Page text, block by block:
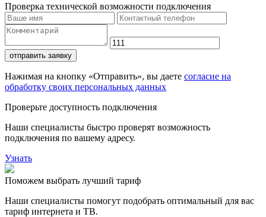
Проверка технической возможности подключения
отправить заявку
Нажимая на кнопку «Отправить», вы даете согласие на
обработку своих персональных данных
Проверьте доступность подключения
Наши специалисты быстро проверят возможность
подключения по вашему адресу.
Узнать
Поможем выбрать лучший тариф
Наши специалисты помогут подобрать оптимальный для вас
тариф интернета и ТВ.